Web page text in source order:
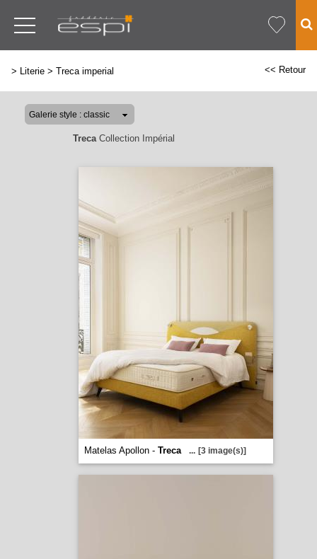
> Literie > Treca imperial << Retour
TrecaCollection Impérial
Matelas Apollon - Treca ... [3 image(s)]